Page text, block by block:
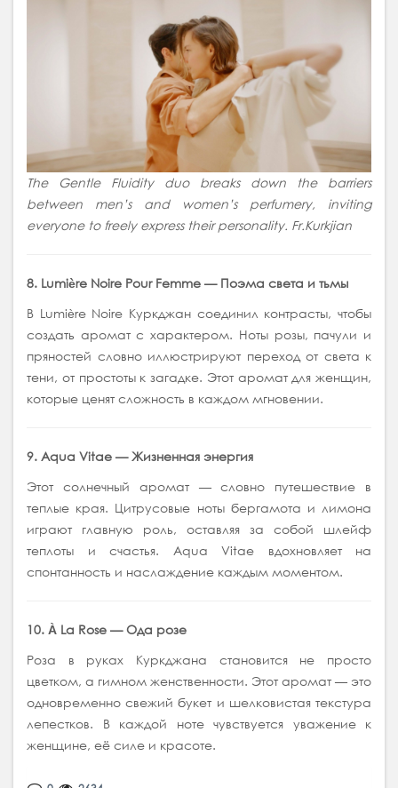
The Gentle Fluidity duo breaks down the barriers
between men’s and women’s perfumery, inviting
everyone to freely express their personality. Fr.Kurkjian
8. Lumière Noire Pour Femme — Поэма света и тьмы
В Lumière Noire Куркджан соединил контрасты, чтобы
создать аромат с характером. Ноты розы, пачули и
пряностей словно иллюстрируют переход от света к
тени, от простоты к загадке. Этот аромат для женщин,
которые ценят сложность в каждом мгновении.
9. Aqua Vitae — Жизненная энергия
Этот солнечный аромат — словно путешествие в
теплые края. Цитрусовые ноты бергамота и лимона
играют главную роль, оставляя за собой шлейф
теплоты и счастья. Aqua Vitae вдохновляет на
спонтанность и наслаждение каждым моментом.
10. À La Rose — Ода розе
Роза в руках Куркджана становится не просто
цветком, а гимном женственности. Этот аромат — это
одновременно свежий букет и шелковистая текстура
лепестков. В каждой ноте чувствуется уважение к
женщине, её силе и красоте.